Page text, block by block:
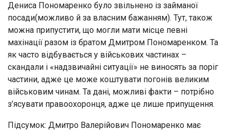
Дениса Пономаренко було звільнено із займаної
посади(можливо й за власним бажанням). Тут, також
можна припустити, що могли мати місце певні
махінації разом із братом Дмитром Пономаренком. Та
як часто відбувається у військових частинах –
скандали і «надзвичайні ситуації» не виносять за поріг
частини, адже це може коштувати погонів великим
військовим чинам. Та дані, можливі факти – потрібно
з’ясувати правоохоронця, адже це лише припущення.
Підсумок: Дмитро Валерійович Пономаренко має